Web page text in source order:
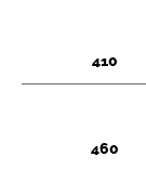
410
460